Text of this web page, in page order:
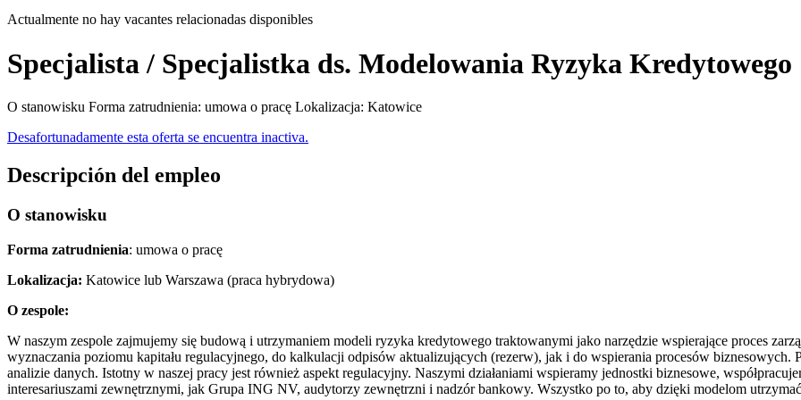
Actualmente no hay vacantes relacionadas disponibles
Specjalista / Specjalistka ds. Modelowania Ryzyka Kredytowego
O stanowisku Forma zatrudnienia: umowa o pracę Lokalizacja: Katowice
Desafortunadamente esta oferta se encuentra inactiva.
Descripción del empleo
O stanowisku
Forma zatrudnienia: umowa o pracę
Lokalizacja: Katowice lub Warszawa (praca hybrydowa)
O zespole:
W naszym zespole zajmujemy się budową i utrzymaniem modeli ryzyka kredytowego traktowanymi jako narzędzie wspierające proces
wyznaczania poziomu kapitału regulacyjnego, do kalkulacji odpisów aktualizujących (rezerw), jak i do wspierania procesów biznesowych.
analizie danych. Istotny w naszej pracy jest również aspekt regulacyjny. Naszymi działaniami wspieramy jednostki biznesowe,
interesariuszami zewnętrznymi, jak Grupa ING NV, audytorzy zewnętrzni i nadzór bankowy. Wszystko po to, aby dzięki modelom